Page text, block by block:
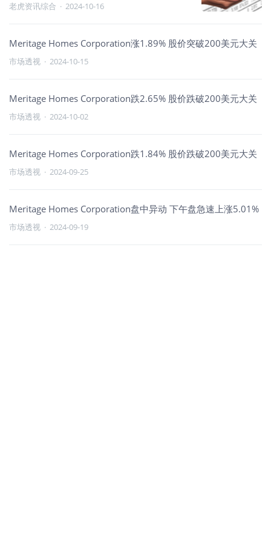
老虎资讯综合 · 2024-10-16
Meritage Homes Corporation涨1.89% 股价突破200美元大关
市场透视 · 2024-10-15
Meritage Homes Corporation跌2.65% 股价跌破200美元大关
市场透视 · 2024-10-02
Meritage Homes Corporation跌1.84% 股价跌破200美元大关
市场透视 · 2024-09-25
Meritage Homes Corporation盘中异动 下午盘急速上涨5.01%
市场透视 · 2024-09-19